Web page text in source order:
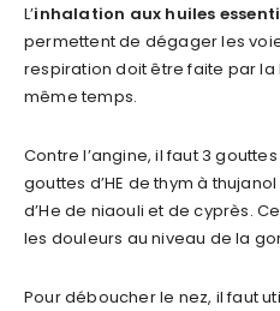
L’inhalation aux huiles
permettent de dégager les
respiration doit être faite par
même temps.
Contre l’angine, il faut 3
gouttes d’HE de thym à
d’He de niaouli et de cyprès.
les douleurs au niveau de la
Pour déboucher le nez, il faut